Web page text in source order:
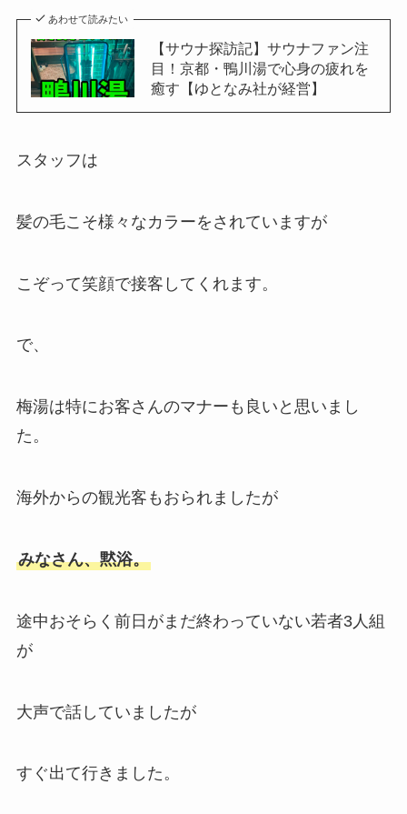
あわせて読みたい
【サウナ探訪記】サウナファン注
目！京都・鴨川湯で心身の疲れを
癒す【ゆとなみ社が経営】
スタッフは
髪の毛こそ様々なカラーをされていますが
こぞって笑顔で接客してくれます。
で、
梅湯は特にお客さんのマナーも良いと思いまし
た。
海外からの観光客もおられましたが
みなさん、黙浴。
途中おそらく前日がまだ終わっていない若者3人組
が
大声で話していましたが
すぐ出て行きました。